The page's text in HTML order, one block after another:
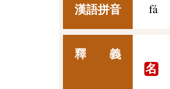
漢語拼音 fá
釋 義
名